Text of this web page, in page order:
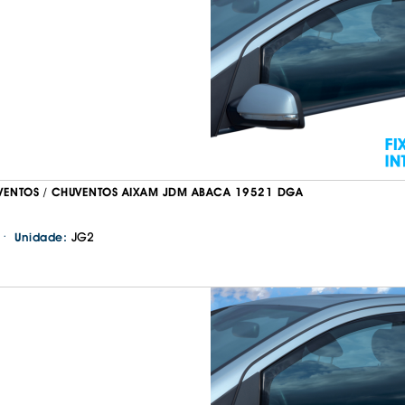
ALCATIFA
BORRACHA
BORRACHA/ CHUVENTOS AIXAM JDM ABACA 19521 DGA
· Unidade: JG2